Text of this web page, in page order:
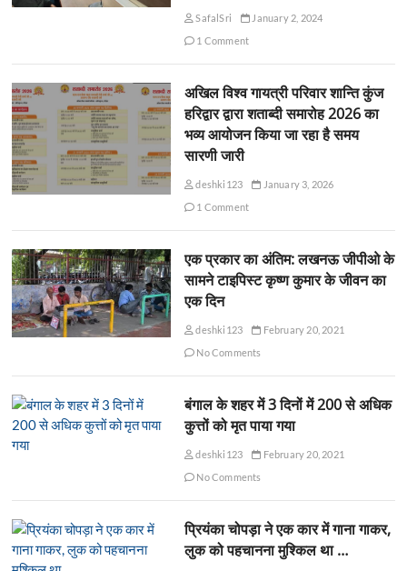
SafalSri
January 2, 2024
1 Comment
अखिल विश्व गायत्री परिवार शान्ति कुंज
हरिद्वार द्वारा शताब्दी समारोह 2026 का
भव्य आयोजन किया जा रहा है समय
सारणी जारी
deshki123
January 3, 2026
1 Comment
एक प्रकार का अंतिम: लखनऊ जीपीओ के
सामने टाइपिस्ट कृष्ण कुमार के जीवन का
एक दिन
deshki123
February 20, 2021
No Comments
बंगाल के शहर में 3 दिनों में 200 से अधिक
कुत्तों को मृत पाया गया
deshki123
February 20, 2021
No Comments
प्रियंका चोपड़ा ने एक कार में गाना गाकर,
लुक को पहचानना मुश्किल था …